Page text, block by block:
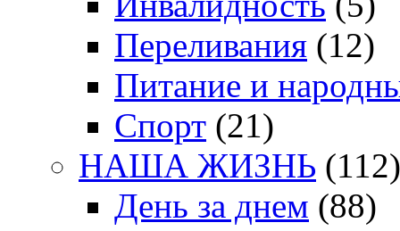
Переливания (12)
Питание и
Спорт (21)
НАША ЖИЗНЬ (112)
День за днем (88)